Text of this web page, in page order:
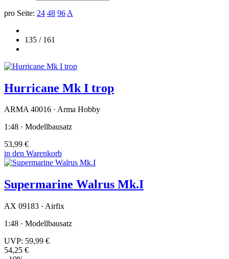
pro Seite: 24 48 96 A
135 / 161
Hurricane Mk I trop
ARMA 40016 · Arma Hobby
1:48 · Modellbausatz
53,99 €
in den Warenkorb
Supermarine Walrus Mk.I
AX 09183 · Airfix
1:48 · Modellbausatz
UVP: 59,99 €
54,25 €